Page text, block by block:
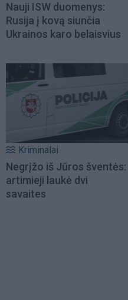
Nauji ISW duomenys:
Rusija į kovą siunčia
Ukrainos karo belaisvius
Kriminalai
Negrįžo iš Jūros šventės:
artimieji laukė dvi
savaites